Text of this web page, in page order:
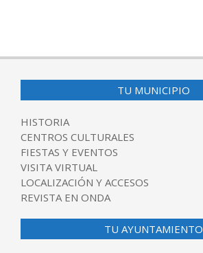
TU MUNICIPIO
HISTORIA
CENTROS CULTURALES
FIESTAS Y EVENTOS
VISITA VIRTUAL
LOCALIZACIÓN Y ACCESOS
REVISTA EN ONDA
TU AYUNTAMIENTO